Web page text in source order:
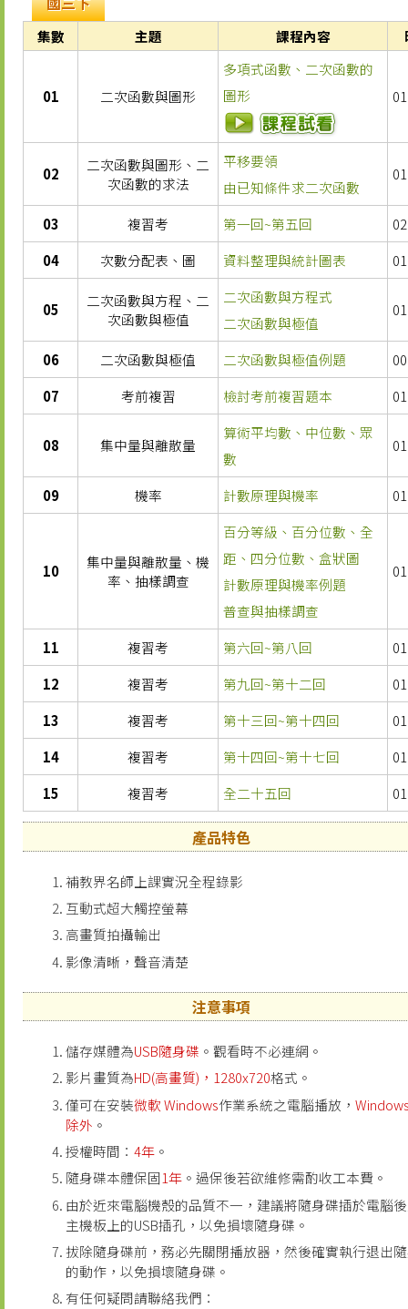
集數 主題 課程內容
01 二次函數與圖形
多項式函數、二次函數的
圖形
02
二次函數與圖形、二
次函數的求法
平移要領
由已知條件求二次函數
03 複習考 第一回~第五回
04
次數分配表、圖 資料整理與統計圖表
05
二次函數與方程、二
次函數與極值
二次函數與方程式
二次函數與極值
06 二次函數與極值 二次函數與極值例題
07
考前複習 檢討考前複習題本
08 集中量與離散量
算術平均數、中位數、眾
數
09 機率 計數原理與機率
10
集中量與離散量、機
率、抽樣調查
百分等級、百分位數、全
距、四分位數、盒狀圖
計數原理與機率例題
普查與抽樣調查
11 複習考 第六回~第八回
12
複習考 第九回~第十二回
13
複習考 第十三回~第十四回
14
複習考 第十四回~第十七回
15
複習考 全二十五回
產品特色
補教界名師上課實況全程錄影
互動式超大觸控螢幕
高畫質拍攝輸出
影像清晰，聲音清楚
注意事項
儲存媒體為USB隨身碟 。觀看時不必連網。
影片畫質為HD(高畫質)，1280x720格式。
僅可在安裝微軟 Windows作業系統之電腦播放，
除外 。
授權時間：4年 。
隨身碟本體保固1年 。過保後若欲維修需酌收工本費。
由於近來電腦機殼的品質不一，建議將隨身碟插於電腦
主機板上的USB插孔，以免損壞隨身碟。
拔除隨身碟前，務必先關閉播放器，然後確實執行退出
的動作，以免損壞隨身碟。
有任何疑問請聯絡我們：